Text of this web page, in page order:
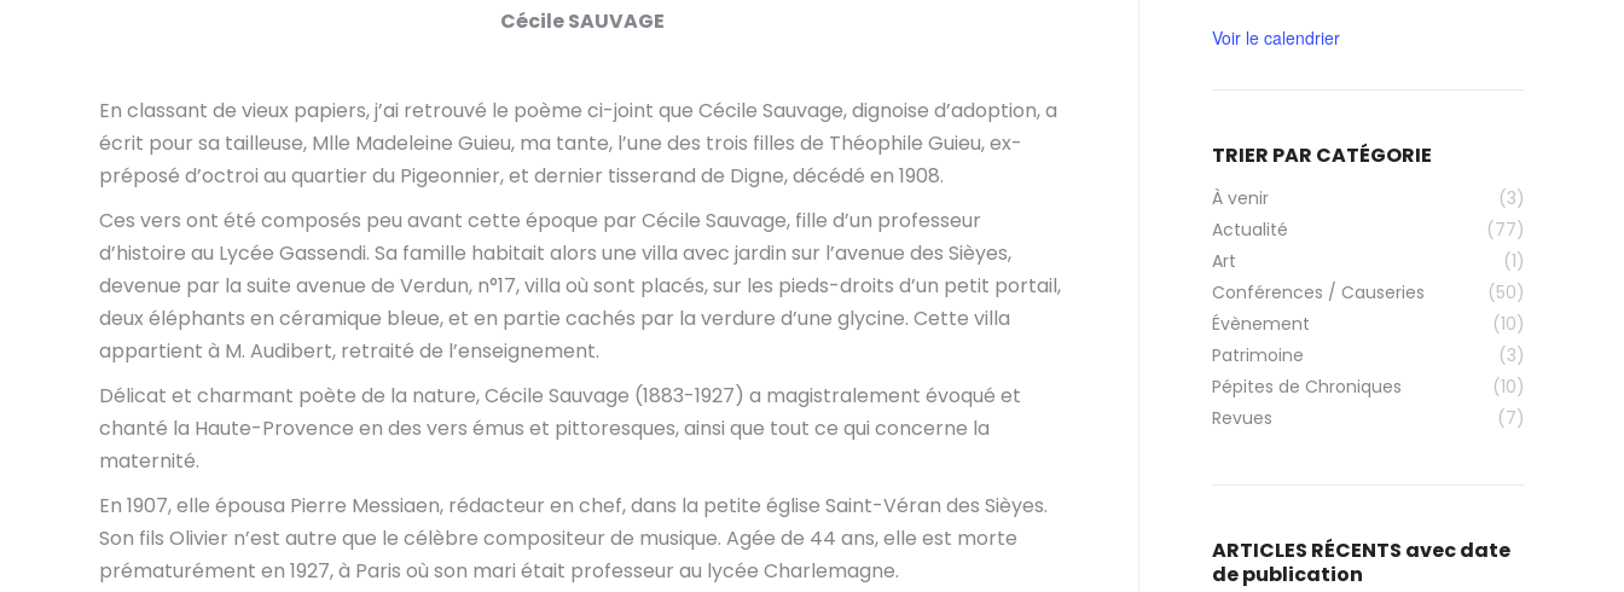
Cécile SAUVAGE
En classant de vieux papiers, j’ai retrouvé le poème ci-joint que Cécile Sauvage, dignoise d’adoption, a
écrit pour sa tailleuse, Mlle Madeleine Guieu, ma tante, l’une des trois filles de Théophile Guieu, ex-
préposé d’octroi au quartier du Pigeonnier, et dernier tisserand de Digne, décédé en 1908.
Ces vers ont été composés peu avant cette époque par Cécile Sauvage, fille d’un professeur
d’histoire au Lycée Gassendi. Sa famille habitait alors une villa avec jardin sur l’avenue des Sièyes,
devenue par la suite avenue de Verdun, n°17, villa où sont placés, sur les pieds-droits d’un petit portail,
deux éléphants en céramique bleue, et en partie cachés par la verdure d’une glycine. Cette villa
appartient à M. Audibert, retraité de l’enseignement.
Délicat et charmant poète de la nature, Cécile Sauvage (1883-1927) a magistralement évoqué et
chanté la Haute-Provence en des vers émus et pittoresques, ainsi que tout ce qui concerne la
maternité.
En 1907, elle épousa Pierre Messiaen, rédacteur en chef, dans la petite église Saint-Véran des Sièyes.
Son fils Olivier n’est autre que le célèbre compositeur de musique. Agée de 44 ans, elle est morte
prématurément en 1927, à Paris où son mari était professeur au lycée Charlemagne.
Voir le calendrier
TRIER PAR CATÉGORIE
À venir
(3)
Actualité
(77)
Art
(1)
Conférences / Causeries
(50)
Évènement
(10)
Patrimoine
(3)
Pépites de Chroniques
(10)
Revues
(7)
ARTICLES RÉCENTS avec date
de publication